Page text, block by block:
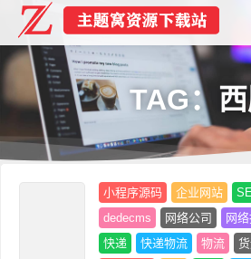
TAG：
小程序源码 企业网站
dedecms
网络公司 网
快递
快递物流 物流